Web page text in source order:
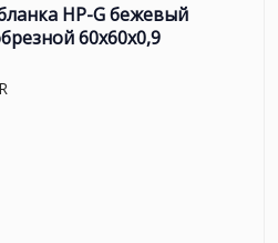
HP-G бежевый
60x60x0,9